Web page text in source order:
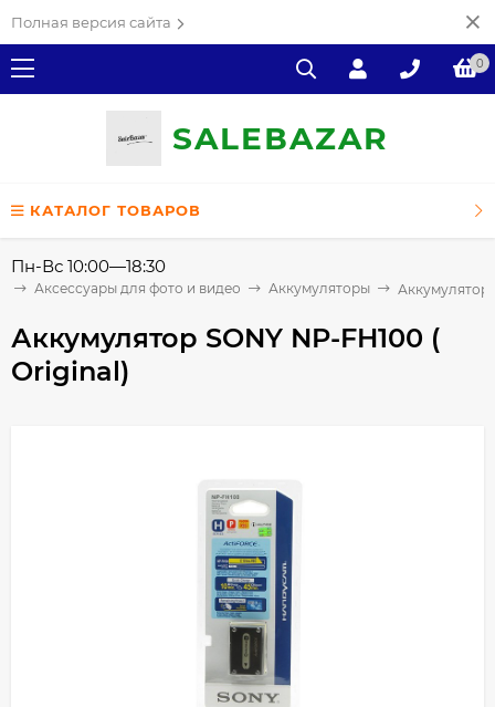
Полная версия сайта
0
SALEВAZAR
КАТАЛОГ ТОВАРОВ
Пн-Вс 10:00—18:30
Аксессуары для фото и видео Аккумуляторы
Аккумулятор SONY NP-FH100 (
Original)